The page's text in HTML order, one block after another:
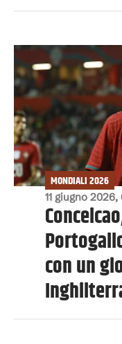
11 giugno
MONDIALI 2026
con un